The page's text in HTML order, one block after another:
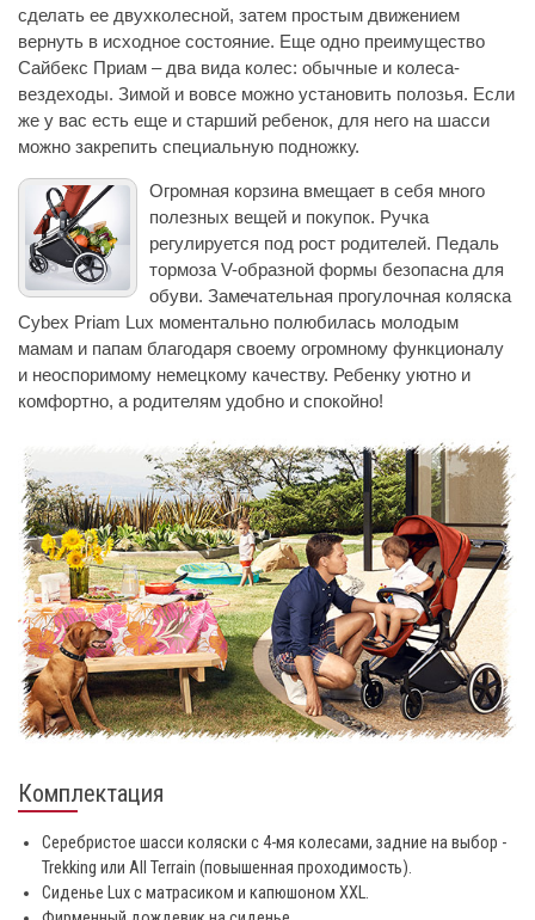
сделать ее двухколесной, затем простым движением
вернуть в исходное состояние. Еще одно преимущество
Сайбекс Приам – два вида колес: обычные и колеса-
вездеходы. Зимой и вовсе можно установить полозья. Если
же у вас есть еще и старший ребенок, для него на шасси
можно закрепить специальную подножку.
Огромная корзина вмещает в себя много
полезных вещей и покупок. Ручка
регулируется под рост родителей. Педаль
тормоза V-образной формы безопасна для
обуви. Замечательная прогулочная коляска
Cybex Priam Lux моментально полюбилась молодым
мамам и папам благодаря своему огромному функционалу
и неоспоримому немецкому качеству. Ребенку уютно и
комфортно, а родителям удобно и спокойно!
Комплектация
Серебристое шасси коляски с 4-мя колесами, задние на выбор -
Trekking или All Terrain (повышенная проходимость).
Сиденье Lux с матрасиком и капюшоном XXL.